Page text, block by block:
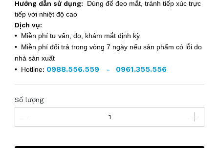
Hướng dẫn sử dụng: Dùng để đeo mắt, tránh tiếp xúc trực
tiếp với nhiệt độ cao
Dịch vụ:
• Miễn phí tư vấn, đo, khám mắt định kỳ
• Miễn phí đổi trả trong vòng 7 ngày nếu sản phẩm có lỗi do
nhà sản xuất
• Hotline: 0988.556.559 - 0961.355.556
Số lượng